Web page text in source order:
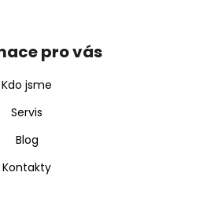
pro vás
Kdo jsme
Servis
Blog
Kontakty